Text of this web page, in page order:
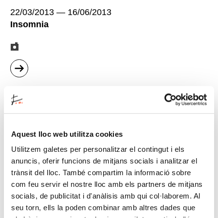
Aquest lloc web utilitza cookies
Utilitzem galetes per personalitzar el contingut i els
anuncis, oferir funcions de mitjans socials i analitzar el
trànsit del lloc. També compartim la informació sobre
com feu servir el nostre lloc amb els partners de mitjans
socials, de publicitat i d'anàlisis amb qui col·laborem. Al
seu torn, ells la poden combinar amb altres dades que
22/03/2013 — 16/06/2013
Insomnia
22/02/2013
Julia Montilla - El «cuadro» de la «calleja»